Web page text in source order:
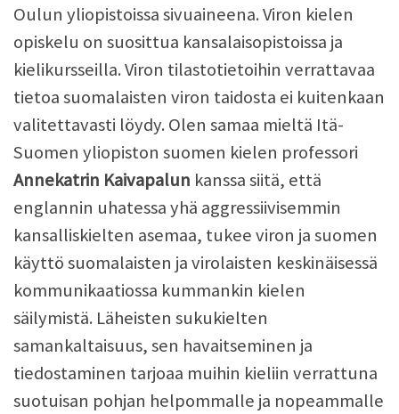
Oulun yliopistoissa sivuaineena. Viron kielen
opiskelu on suosittua kansalaisopistoissa ja
kielikursseilla. Viron tilastotietoihin verrattavaa
tietoa suomalaisten viron taidosta ei kuitenkaan
valitettavasti löydy. Olen samaa mieltä Itä-
Suomen yliopiston suomen kielen professori
Annekatrin Kaivapalun kanssa siitä, että
englannin uhatessa yhä aggressiivisemmin
kansalliskielten asemaa, tukee viron ja suomen
käyttö suomalaisten ja virolaisten keskinäisessä
kommunikaatiossa kummankin kielen
säilymistä. Läheisten sukukielten
samankaltaisuus, sen havaitseminen ja
tiedostaminen tarjoaa muihin kieliin verrattuna
suotuisan pohjan helpommalle ja nopeammalle